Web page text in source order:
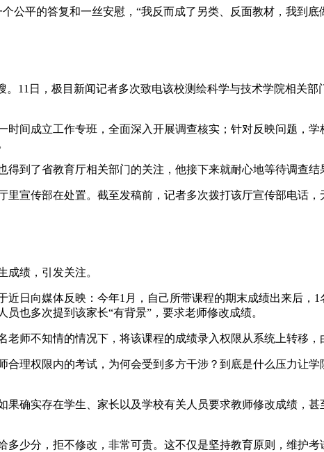
公平的答复和一丝安慰，“我反而成了另类、反面教材，我到底
11日，极目新闻记者多次致电该校测绘科学与技术学院相关
间成立工作专班，全面深入开展调查核实；针对反映问题，
到了省教育厅相关部门的关注，他接下来就耐心地等待调查
宣传部在处置。截至发稿前，记者多次拨打该厅宣传部电话，
绩，引发关注。
日向媒体反映：今年1月，自己所带课程的期末成绩出来后，
也多次提到该家长“有背景”，要求老师修改成绩。
师不知情的情况下，将该课程的成绩录入权限从系统上转移，
理权限内的考试，为何会受到多方干涉？到底是什么压力让
确实存在学生、家长以及学校有关人员要求教师修改成绩，
少分，拒不修改，非常可贵。这不仅是坚持教育原则，维护